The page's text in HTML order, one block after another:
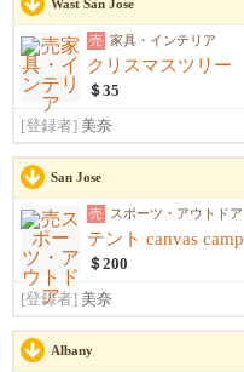
Wast San Jose
売 家具・インテリア
クリスマスツリー
＄35
[登録者] 美奈
San Jose
売 スポーツ・アウトドア
テント canvas camp
＄200
[登録者] 美奈
Albany